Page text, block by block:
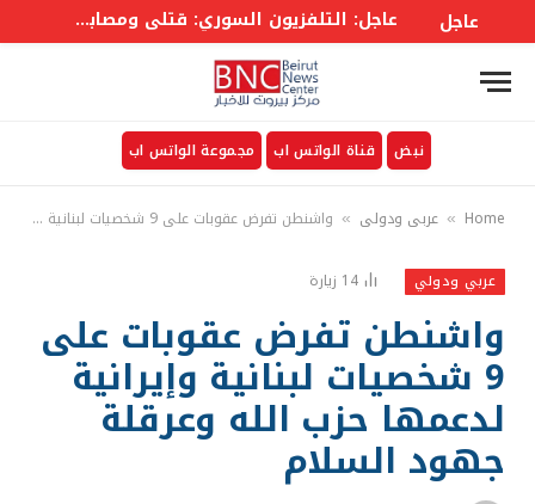
عاجل عاجل: التلفزيون السوري: قتلى ومصابون في انفجار عبوة ناسفة بحافلة ركاب في جرمانا بريف #دمشق
نبض قناة الواتس اب مجموعة الواتس اب
Home
» عربي ودولي » واشنطن تفرض عقوبات على 9 شخصيات لبنانية وإيرانية لدعمها حزب الله وعرقلة جهود السلام
عربي ودولي 14 زيارة
واشنطن تفرض عقوبات على
9 شخصيات لبنانية وإيرانية
لدعمها حزب الله وعرقلة
جهود السلام